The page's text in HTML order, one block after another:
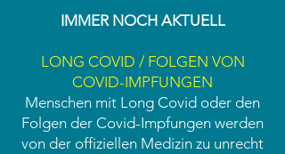
IMMER NOCH AKTUELL
LONG COVID / FOLGEN VON
COVID-IMPFUNGEN
Menschen mit Long Covid oder den
Folgen der Covid-Impfungen werden
von der offiziellen Medizin zu unrecht